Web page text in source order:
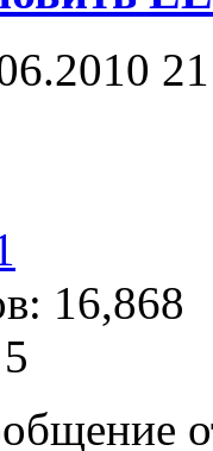
16,868